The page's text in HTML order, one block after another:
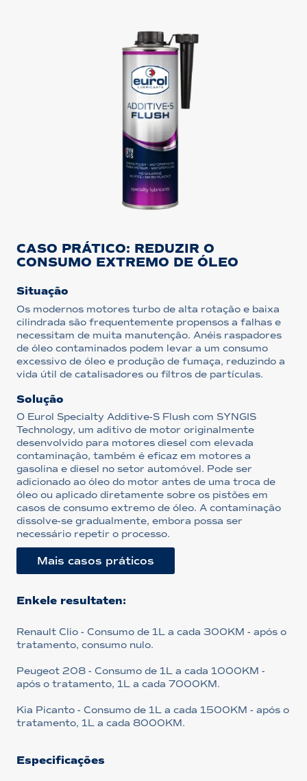
CASO PRÁTICO: REDUZIR O
CONSUMO EXTREMO DE ÓLEO
Situação
Os modernos motores turbo de alta rotação e baixa
cilindrada são frequentemente propensos a falhas e
necessitam de muita manutenção. Anéis raspadores
de óleo contaminados podem levar a um consumo
excessivo de óleo e produção de fumaça, reduzindo a
vida útil de catalisadores ou filtros de partículas.
Solução
O Eurol Specialty Additive-S Flush com SYNGIS
Technology, um aditivo de motor originalmente
desenvolvido para motores diesel com elevada
contaminação, também é eficaz em motores a
gasolina e diesel no setor automóvel. Pode ser
adicionado ao óleo do motor antes de uma troca de
óleo ou aplicado diretamente sobre os pistões em
casos de consumo extremo de óleo. A contaminação
dissolve-se gradualmente, embora possa ser
necessário repetir o processo.
Mais casos práticos
Enkele resultaten:
Renault Clio - Consumo de 1L a cada 300KM - após o
tratamento, consumo nulo.
Peugeot 208 - Consumo de 1L a cada 1000KM -
após o tratamento, 1L a cada 7000KM.
Kia Picanto - Consumo de 1L a cada 1500KM - após o
tratamento, 1L a cada 8000KM.
Especificações